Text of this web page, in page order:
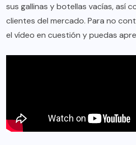
sus gallinas y botellas vacías, así
clientes del mercado. Para no
el vídeo en cuestión y puedas